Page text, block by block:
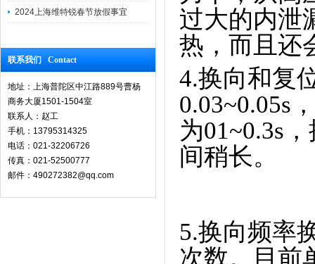
2024上海维特锐春节放假事宜
联系我们 Contact
地址：上海普陀区中江路889号曹杨
商务大厦1501-1504室
联系人：赵工
手机：13795314325
电话：021-32206726
传真：021-52500777
邮件：490272382@qq.com
过大的内泄
热，而且还
4.换向和复
0.03~0.05s
为01~0.3s
间稍长。
5.换向频率
次数。目前